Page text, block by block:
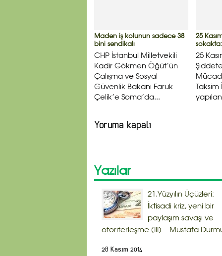
Maden iş kolunun sadece 38
bini sendikalı
CHP İstanbul Milletvekili
Kadir Gökmen Öğüt’ün
Çalışma ve Sosyal
Güvenlik Bakanı Faruk
Çelik’e Soma’da...
25
sokakta:
25
Şiddete
Yoruma kapalı
Yazılar
21.Yüzyılın Üçüzleri:
İktisadi kriz, yeni bir
paylaşım savaşı ve
otoriterleşme (III) – Mustafa
28 Kasım 2014